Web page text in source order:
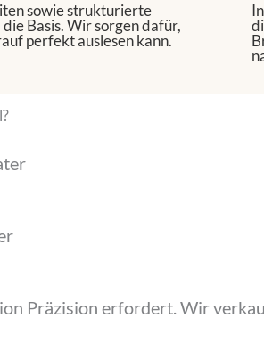
sowie strukturierte
Basis. Wir sorgen dafür,
perfekt auslesen kann.
Präzision erfordert. Wir